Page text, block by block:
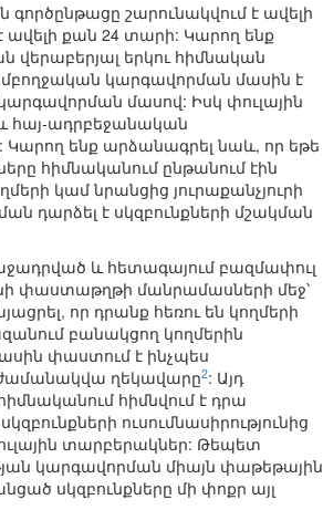
շարունակվում է ավելի
քան 24 տարի: Կարող ենք
վերաբերյալ երկու հիմնական
կարգավորման մասին է
մասով: Իսկ փուլային
հայ-ադրբեջանական
Կարող ենք արձանագրել նաև, որ եթե
հիմնականում ընթանում էին
կամ նրանցից յուրաքանչյուրի
դարձել է սկզբունքների մշակման
և հետագայում բազմափուլ
փաստաթղթի մանրամասների մեջ՝
որ դրանք հեռու են կողմերի
բանակցող կողմերին
փաստում է ինչպես
ղեկավարը2: Այդ
հիմնվում է դրա
ուսումնասիրությունից
տարբերակներ: Թեպետ
կարգավորման միայն փաթեթային
սկզբունքները մի փոքր այլ